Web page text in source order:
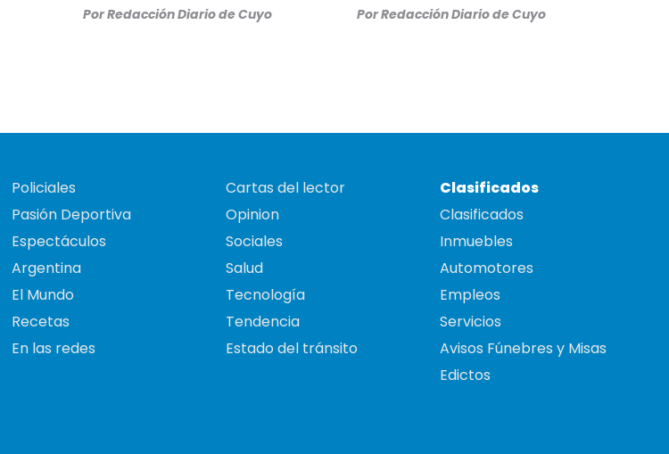
PorRedacción Diario de Cuyo PorRedacción Diario de Cuyo
Policiales
Pasión Deportiva
Espectáculos
Argentina
El Mundo
Recetas
En las redes
Cartas del lector
Opinion
Sociales
Salud
Tecnología
Tendencia
Estado del tránsito
Clasificados
Clasificados
Inmuebles
Automotores
Empleos
Servicios
Avisos Fúnebres y Misas
Edictos